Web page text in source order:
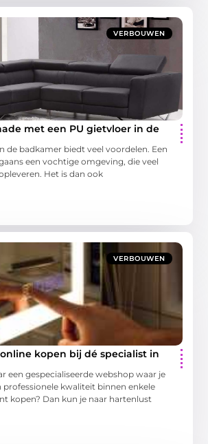
VERBOUWEN
met een PU gietvloer in de
de badkamer biedt veel voordelen. Een
een vochtige omgeving, die veel
Het is dan ook
VERBOUWEN
kopen bij dé specialist in
een gespecialiseerde webshop waar je
professionele kwaliteit binnen enkele
kopen? Dan kun je naar hartenlust